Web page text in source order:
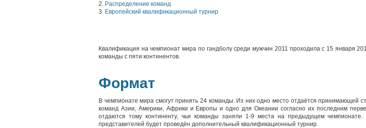
2. Распределение команд
3. Европейский квалификационный турнир
Квалификация на чемпионат мира по гандболу среди мужчин 2011 проходила с 15 января
команды с пяти континентов.
Формат
В чемпионате мира смогут принять 24 команды. Из них одно место отдаётся принимающей
команд Азии, Америки, Африки и Европы и одно для Океании согласно их последним
отдаются тому континенту, чьи команды заняли 1-9 места на предыдущем
представителей будет проведён дополнительный квалификационный турнир.